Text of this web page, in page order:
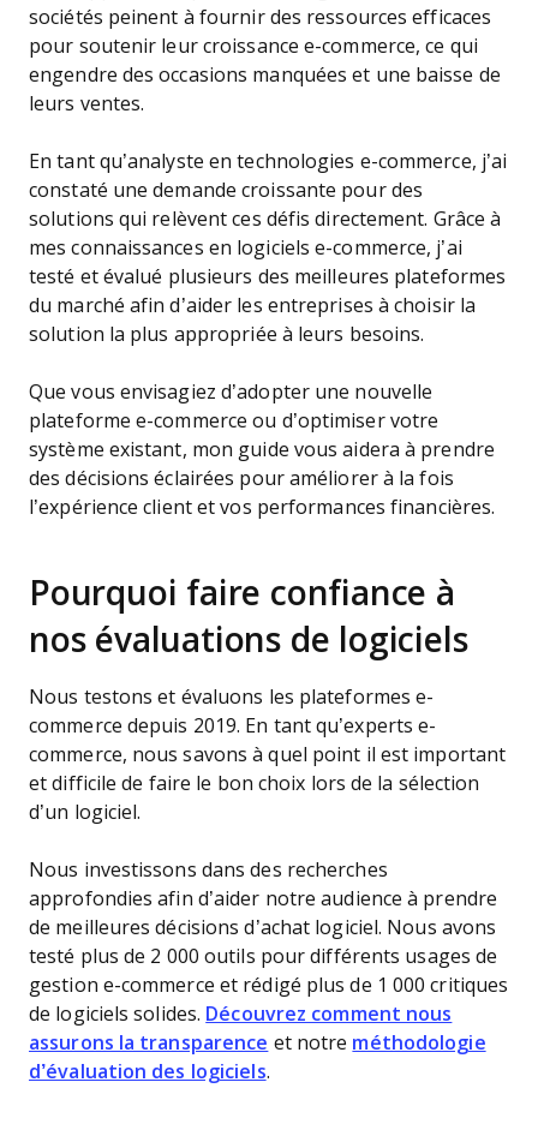
sociétés peinent à fournir des ressources efficaces
pour soutenir leur croissance e-commerce, ce qui
engendre des occasions manquées et une baisse de
leurs ventes.
En tant qu’analyste en technologies e-commerce, j’ai
constaté une demande croissante pour des
solutions qui relèvent ces défis directement. Grâce à
mes connaissances en logiciels e-commerce, j’ai
testé et évalué plusieurs des meilleures plateformes
du marché afin d’aider les entreprises à choisir la
solution la plus appropriée à leurs besoins.
Que vous envisagiez d’adopter une nouvelle
plateforme e-commerce ou d’optimiser votre
système existant, mon guide vous aidera à prendre
des décisions éclairées pour améliorer à la fois
l’expérience client et vos performances financières.
Pourquoi faire confiance à
nos évaluations de logiciels
Nous testons et évaluons les plateformes e-
commerce depuis 2019. En tant qu’experts e-
commerce, nous savons à quel point il est important
et difficile de faire le bon choix lors de la sélection
d’un logiciel.
Nous investissons dans des recherches
approfondies afin d’aider notre audience à prendre
de meilleures décisions d’achat logiciel. Nous avons
testé plus de 2 000 outils pour différents usages de
gestion e-commerce et rédigé plus de 1 000 critiques
de logiciels solides. Découvrez comment nous
assurons la transparence et notre méthodologie
d’évaluation des logiciels.